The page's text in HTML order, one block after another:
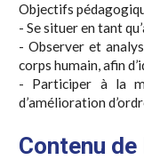
Objectifs
- Se situer en tant
- Observer et
corps humain, afin
- Participer à la
d’amélioration
Contenu